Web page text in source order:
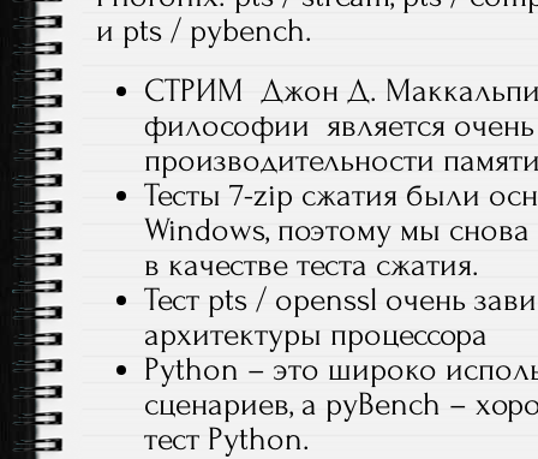
и pts / pybench.
СТРИМ Джон Д.
философии является
производительности
Тесты 7-zip сжатия были
Windows, поэтому мы
в качестве теста сжатия.
Тест pts / openssl очень
архитектуры процессора
Python – это широко
сценариев, а pyBench –
тест Python.